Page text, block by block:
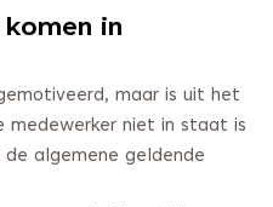
in
maar is uit het
medewerker niet in staat is
algemene geldende